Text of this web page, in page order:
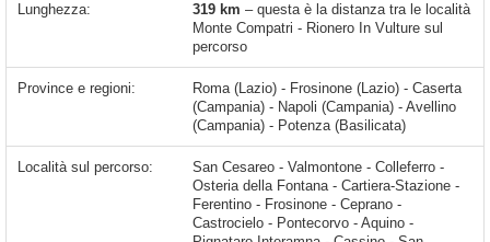
Lunghezza: 319 km – questa è la distanza tra le località
Monte Compatri - Rionero In Vulture sul
percorso
Province e regioni:
Roma (Lazio) - Frosinone (Lazio) - Caserta
(Campania) - Napoli (Campania) - Avellino
(Campania) - Potenza (Basilicata)
Località sul percorso: San Cesareo - Valmontone - Colleferro - Osteria della Fontana - Cartiera-Stazione - Ferentino - Frosinone - Ceprano - Castrocielo - Pontecorvo - Aquino - Pignataro Interamna - Cassino - San Cesario - San Vittore del Lazio - Marzanello - Montano - Santa Lucia - Sparanise - Pastorano - Camigliano - Vitulazio - Capua - Sant'Angelo In Formis - Santa Maria Capua Vetere - San Prisco - Casapulla - Casagiove - Caserta - Marcianise - San Nicola La Strada - San Marco Evangelista - San Vitaliano - Nola - Casamarciano - Tufino - Visciano -